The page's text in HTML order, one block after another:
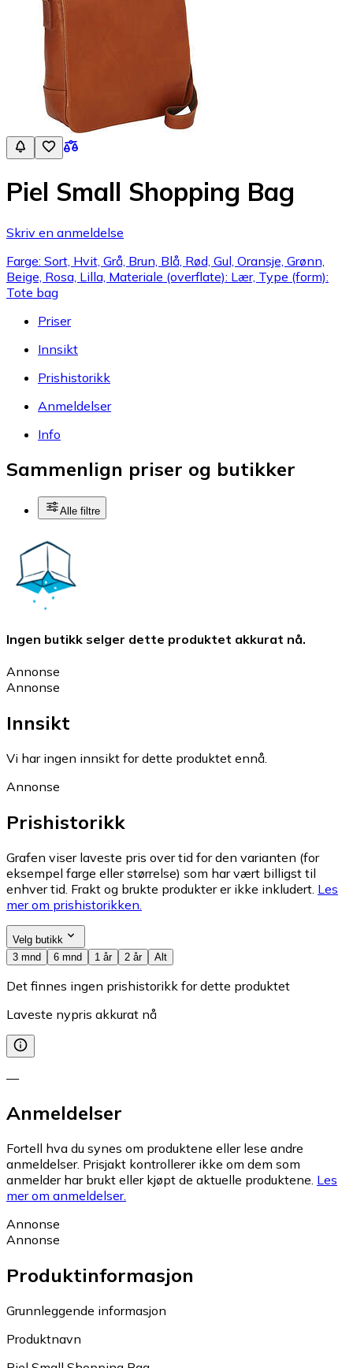
Piel Small Shopping Bag
Skriv en anmeldelse
Farge: Sort, Hvit, Grå, Brun, Blå, Rød, Gul, Oransje, Grønn,
Beige, Rosa, Lilla, Materiale (overflate): Lær, Type (form):
Tote bag
Priser
Innsikt
Prishistorikk
Anmeldelser
Info
Sammenlign priser og butikker
Alle filtre
Ingen butikk selger dette produktet akkurat nå.
Annonse
Annonse
Innsikt
Vi har ingen innsikt for dette produktet ennå.
Annonse
Prishistorikk
Grafen viser laveste pris over tid for den varianten (for
eksempel farge eller størrelse) som har vært billigst til
enhver tid. Frakt og brukte produkter er ikke inkludert. Les
mer om prishistorikken.
Velg butikk
3 mnd
6 mnd 1 år 2 år Alt
Det finnes ingen prishistorikk for dette produktet
Laveste nypris akkurat nå
—
Anmeldelser
Fortell hva du synes om produktene eller lese andre
anmeldelser. Prisjakt kontrollerer ikke om dem som
anmelder har brukt eller kjøpt de aktuelle produktene. Les
mer om anmeldelser.
Annonse
Annonse
Produktinformasjon
Grunnleggende informasjon
Produktnavn